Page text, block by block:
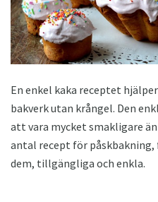
En enkel kaka receptet
bakverk utan krångel. Den
att vara mycket smakligare
antal recept för
dem, tillgängliga och enkla.